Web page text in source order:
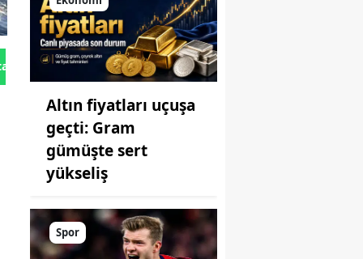
Gönder
Altın fiyatları uçuşa
geçti: Gram
gümüşte sert
yükseliş
Spor